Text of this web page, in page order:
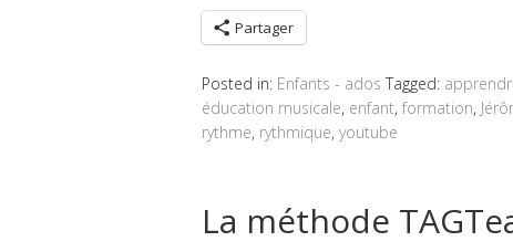
Partager
Posted in: Enfants - ados Tagged:
éducation musicale, enfant, formation,
rythme, rythmique, youtube
La méthode